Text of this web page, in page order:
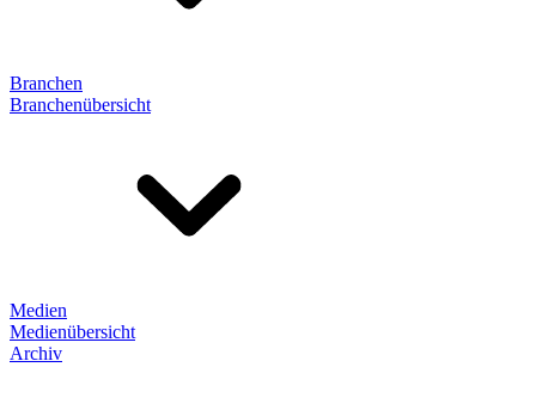
Branchen
Branchenübersicht
Medien
Medienübersicht
Archiv